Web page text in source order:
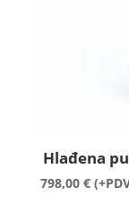
Hlađena
798,00 €